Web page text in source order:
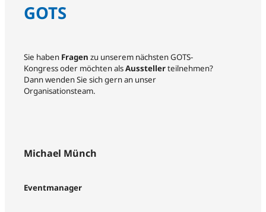
GOTS
Sie haben Fragen zu unserem nächsten GOTS-
Kongress oder möchten alsAusstellerteilnehmen?
Dann wenden Sie sich gern an unser
Organisationsteam.
Michael Münch
Eventmanager